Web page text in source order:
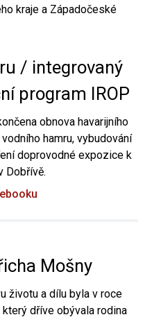
kraje a Západočeské
/ integrovaný
program IROP
obnova havarijního
hamru, vybudování
doprovodné expozice k
Dobřívě.
Mošny
životu a dílu byla v roce
dříve obývala rodina